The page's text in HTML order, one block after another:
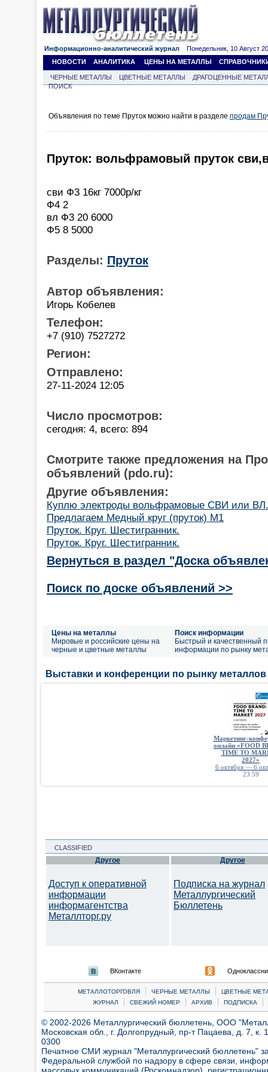
Информационно-аналитический журнал Понедельник, 10 Август
НОВОСТИ
АНАЛИТИКА ЦЕНЫ НА МЕТАЛЛЫ
ЧЕРНЫЕ МЕТАЛЛЫ ЦВЕТНЫЕ МЕТАЛЛЫ
ДРАГОЦЕННЫЕ
ПОИСК
Объявления по теме Пруток можно найти в разделе продам
Пруток: вольфрамовый пруток
сви Ф3 16кг 7000р/кг
Ф4 2
вл Ф3 20 6000
Ф5 8 5000
Разделы: Пруток
Автор объявления:
Игорь Кобелев
Телефон:
+7 (910) 7527272
Регион:
Отправлено:
27-11-2024 12:05
Число просмотров:
сегодня: 4, всего: 894
Смотрите также предложения на
объявлений (pdo.ru):
Другие объявления:
Куплю электроды вольфрамовые СВИ или ВЛ.
Предлагаем Медный круг (пруток) М1
Пруток. Круг. Шестигранник.
Пруток. Круг. Шестигранник.
Вернуться в раздел "Доска
Поиск по доске объявлений >>
Цены на металлы
Мировые и российские цены на
черные и цветные металлы
Поиск информации
Быстрый и качественный
информации по рынку
Выставки и конференции по рынку
Маркетинг-
онлайн «FOOD
TIME TO
2027»
6 октября — 6
23:59
CLASSIFIED
Другое
Доступ к оперативной
информации
информагентства
Металлторг.ру
Другое
Подписка на журнал
Металлургический
Бюллетень
ВКонтакте
МЕТАЛЛОТОРГОВЛЯ | ЧЕРНЫЕ МЕТАЛЛЫ |
ЦВЕТНЫЕ
ЖУРНАЛ
| СВЕЖИЙ НОМЕР | АРХИВ | ПОДПИСКА |
© 2002-2026 Металлургический бюллетень, ООО
Московская обл., г. Долгопрудный, пр-т Пацаева, д. 7,
0300
Печатное СМИ журнал "Металлургический бюллетень"
Федеральной службой по надзору в сфере связи,